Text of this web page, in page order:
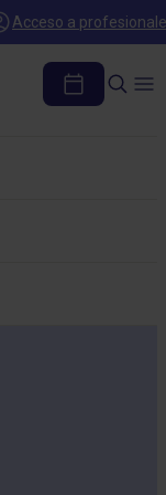
Acceso a